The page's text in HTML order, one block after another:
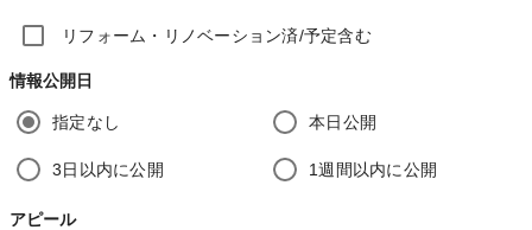
リフォーム・リノベーション済/予定含む
情報公開日
指定なし 本日公開
3日以内に公開 1週間以内に公開
アピール